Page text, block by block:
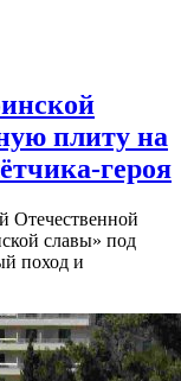
плиту на
героя
Отечественной
славы» под
поход и